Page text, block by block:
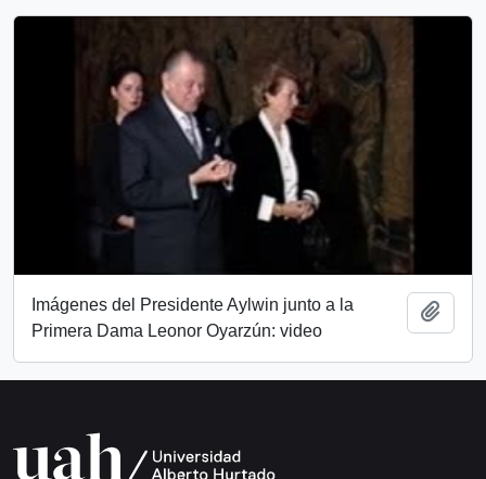
Imágenes del Presidente Aylwin junto a la
Primera Dama Leonor Oyarzún: video